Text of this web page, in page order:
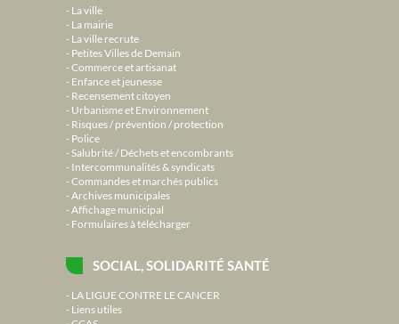
La ville
La mairie
La ville recrute
Petites Villes de Demain
Commerce et artisanat
Enfance et jeunesse
Recensement citoyen
Urbanisme et Environnement
Risques / prévention / protection
Police
Salubrité / Déchets et encombrants
Intercommunalités & syndicats
Commandes et marchés publics
Archives municipales
Affichage municipal
Formulaires à télécharger
SOCIAL, SOLIDARITÉ SANTÉ
LA LIGUE CONTRE LE CANCER
Liens utiles